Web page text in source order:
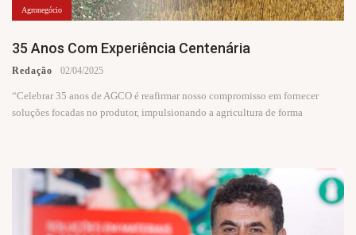
Agronegócio
35 Anos Com Experiência Centenária
Redação 02/04/2025
“Celebrar 35 anos de AGCO é reafirmar nosso compromisso em fornecer
soluções focadas no produtor, impulsionando a agricultura de forma